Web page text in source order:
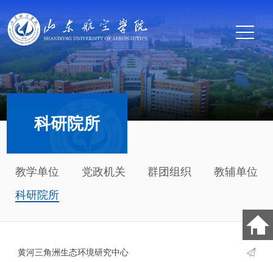
科研院所
教学单位 党政机关 群团组织
教辅单位
科研院所
黄河三角洲生态环境研究中心